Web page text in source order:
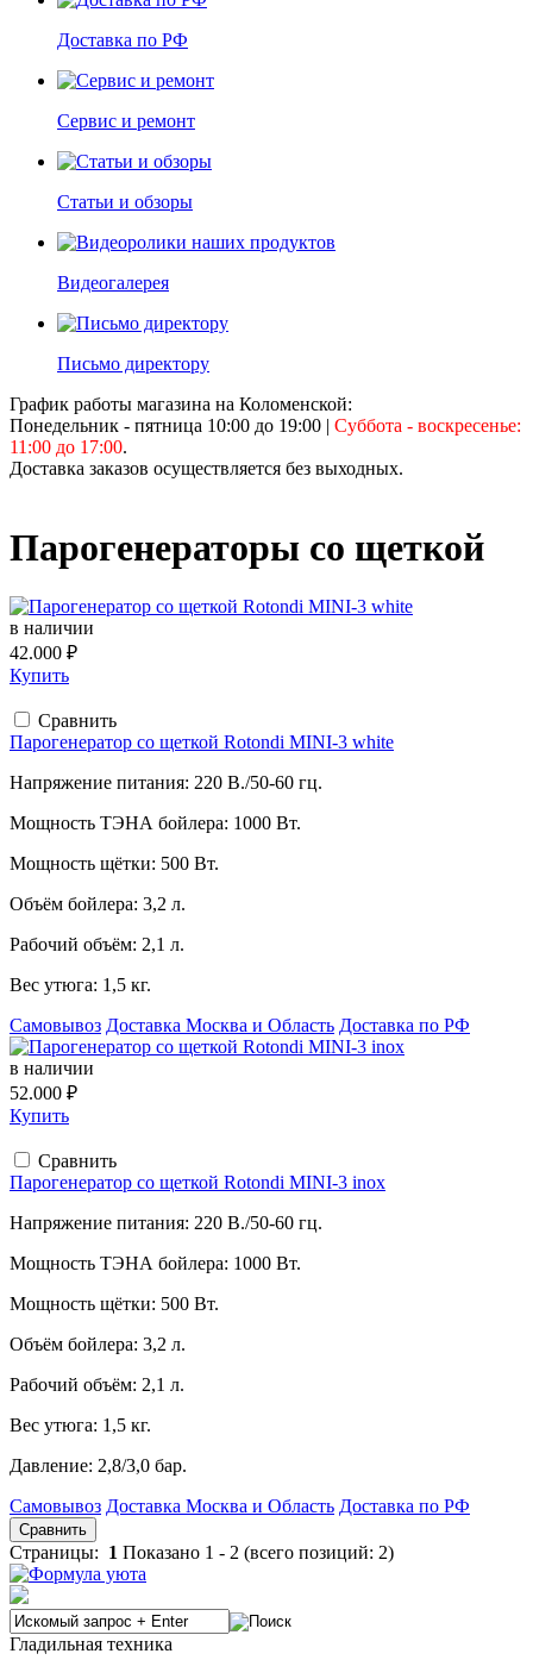
Доставка по РФ
Сервис и ремонт
Статьи и обзоры
Видеогалерея
Письмо директору
График работы магазина на Коломенской:
Понедельник - пятница 10:00 до 19:00 | Суббота - воскресенье:
11:00 до 17:00.
Доставка заказов осуществляется без выходных.
Парогенераторы со щеткой
в наличии
42.000 ₽
Купить
Сравнить
Парогенератор со щеткой Rotondi MINI-3 white
Напряжение питания: 220 В./50-60 гц.
Мощность ТЭНА бойлера: 1000 Вт.
Мощность щётки: 500 Вт.
Объём бойлера: 3,2 л.
Рабочий объём: 2,1 л.
Вес утюга: 1,5 кг.
Самовывоз Доставка Москва и Область Доставка по РФ
в наличии
52.000 ₽
Купить
Сравнить
Парогенератор со щеткой Rotondi MINI-3 inox
Напряжение питания: 220 В./50-60 гц.
Мощность ТЭНА бойлера: 1000 Вт.
Мощность щётки: 500 Вт.
Объём бойлера: 3,2 л.
Рабочий объём: 2,1 л.
Вес утюга: 1,5 кг.
Давление: 2,8/3,0 бар.
Самовывоз Доставка Москва и Область Доставка по РФ
Сравнить
Страницы: 1 Показано 1 - 2 (всего позиций: 2)
Гладильная техника